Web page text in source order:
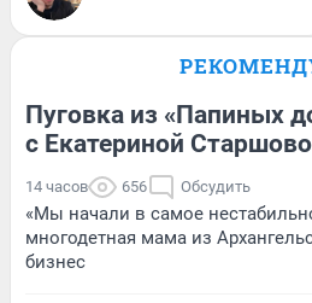
Пуговка из «Папиных
с Екатериной
14 часов 656 Обсудить
«Мы начали в самое
многодетная мама из
бизнес